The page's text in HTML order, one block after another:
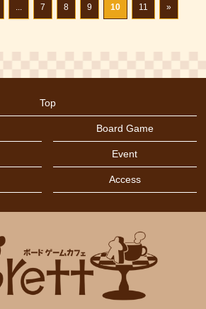
... 7 8 9 10 11 »
Top
Board Game
Event
Access